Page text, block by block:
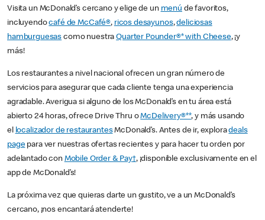
Visita un McDonald’s cercano y elige de un menú de favoritos,
incluyendocafé de McCafé®, ricos desayunos,deliciosas
hamburguesas como nuestraQuarter Pounder®* with Cheese, ¡y
más!
Los restaurantes a nivel nacional ofrecen un gran número de
servicios para asegurar que cada cliente tenga una experiencia
agradable. Averigua si alguno de los McDonald’s en tu área está
abierto 24 horas, ofrece Drive Thru oMcDelivery®**, y más usando
el localizador de restaurantesMcDonald’s. Antes de ir, exploradeals
pagepara ver nuestras ofertas recientes y para hacer tu orden por
adelantado con Mobile Order & Pay†, ¡disponible exclusivamente en el
app de McDonald’s!
La próxima vez que quieras darte un gustito, ve a un McDonald’s
cercano, ¡nos encantará atenderte!